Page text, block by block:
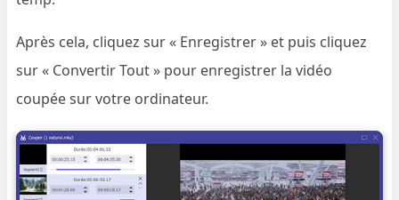
Après cela, cliquez sur « Enregistrer » et puis cliquez
sur « Convertir Tout » pour enregistrer la vidéo
coupée sur votre ordinateur.